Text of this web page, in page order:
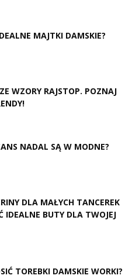
MAJTKI DAMSKIE?
WZORY RAJSTOP. POZNAJ
NADAL SĄ W MODNE?
DLA MAŁYCH TANCEREK
IDEALNE BUTY DLA TWOJEJ
TOREBKI DAMSKIE WORKI?